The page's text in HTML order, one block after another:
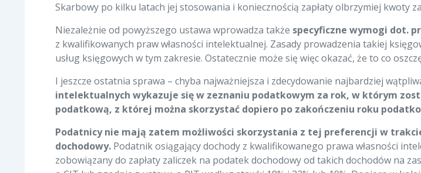
Skarbowy po kilku latach jej stosowania i koniecznością zapłaty olbrzymiej kwoty
Niezależnie od powyższego ustawa wprowadza także specyficzne wymogi dot.
z kwalifikowanych praw własności intelektualnej. Zasady prowadzenia takiej
usług księgowych w tym zakresie. Ostatecznie może się więc okazać, że to co
I jeszcze ostatnia sprawa – chyba najważniejsza i zdecydowanie najbardziej
intelektualnych wykazuje się w zeznaniu podatkowym za rok, w którym
podatkową, z której można skorzystać dopiero po zakończeniu roku
Podatnicy nie mają zatem możliwości skorzystania z tej preferencji w
dochodowy. Podatnik osiągający dochody z kwalifikowanego prawa własności
zobowiązany do zapłaty zaliczek na podatek dochodowy od takich dochodów na